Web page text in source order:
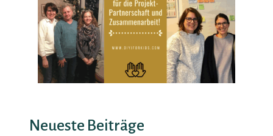
Neueste Beiträge